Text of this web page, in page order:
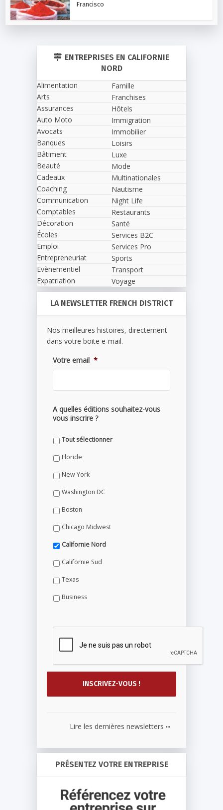
Francisco
ENTREPRISES EN CALIFORNIE
NORD
Alimentation
Arts
Assurances
Auto Moto
Avocats
Banques
Bâtiment
Beauté
Cadeaux
Coaching
Communication
Comptables
Décoration
Écoles
Emploi
Entrepreneuriat
Evènementiel
Expatriation
Famille
Franchises
Hôtels
Immigration
Immobilier
Loisirs
Luxe
Mode
Multinationales
Nautisme
Night Life
Restaurants
Santé
Services B2C
Services Pro
Sports
Transport
Voyage
LA NEWSLETTER FRENCH DISTRICT
Nos meilleures histoires, directement
dans votre boite e-mail.
Votre email *
A quelles éditions souhaitez-vous
vous inscrire ?
Tout sélectionner
Floride
New York
Washington DC
Boston
Chicago Midwest
Californie Nord
Californie Sud
Texas
Business
Lire les dernières newsletters ...
PRÉSENTEZ VOTRE ENTREPRISE